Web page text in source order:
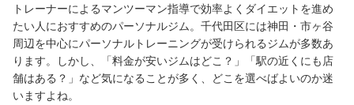
トレーナーによるマンツーマン指導で効率よくダイエットを進め
たい人におすすめのパーソナルジム。千代田区には神田・市ヶ谷
周辺を中心にパーソナルトレーニングが受けられるジムが多数あ
ります。しかし、「料金が安いジムはどこ？」「駅の近くにも店
舗はある？」など気になることが多く、どこを選べばよいのか迷
いますよね。